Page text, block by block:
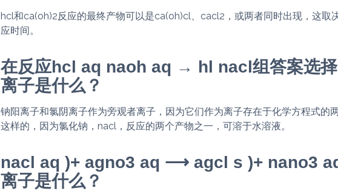
hcl和ca(oh)2反应的最终产物可以是ca(oh)cl、cacl2，或两者同时出现，这取
应时间。
在反应hcl aq naoh aq → hl nacl组答案选
离子是什么？
钠阳离子和氯阴离子作为旁观者离子，因为它们作为离子存在于化学方程式的
这样的，因为氯化钠，nacl，反应的两个产物之一，可溶于水溶液。
nacl aq )+ agno3 aq ⟶ agcl s )+ nano3
离子是什么？